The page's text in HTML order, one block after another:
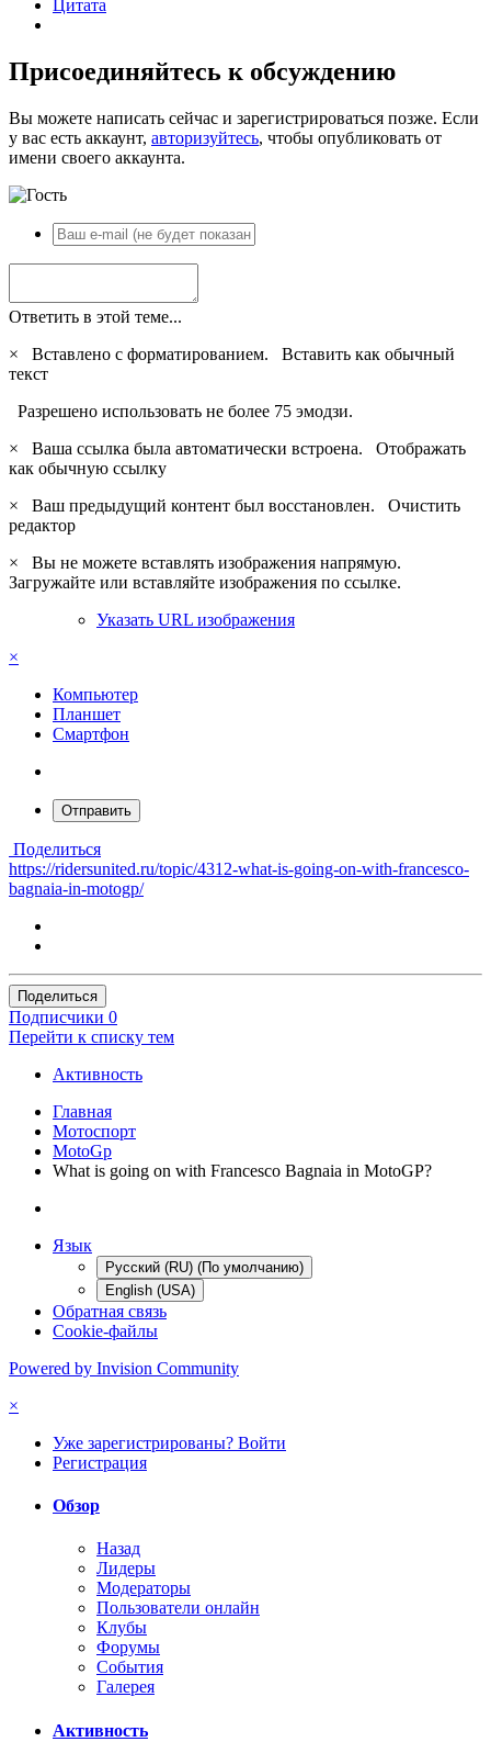
Цитата
Присоединяйтесь к обсуждению
Вы можете написать сейчас и зарегистрироваться позже. Если
у вас есть аккаунт, авторизуйтесь, чтобы опубликовать от
имени своего аккаунта.
Ответить в этой теме...
×
Вставлено с форматированием. Вставить как обычный
текст
Разрешено использовать не более 75 эмодзи.
×
Ваша ссылка была автоматически встроена. Отображать
как обычную ссылку
×
Ваш предыдущий контент был восстановлен. Очистить
редактор
×
Вы не можете вставлять изображения напрямую.
Загружайте или вставляйте изображения по ссылке.
Указать URL изображения
×
Компьютер
Планшет
Смартфон
Отправить
Поделиться
https://ridersunited.ru/topic/4312-what-is-going-on-with-francesco-
bagnaia-in-motogp/
Поделиться
Подписчики 0
Перейти к списку тем
Активность
Главная
Мотоспорт
MotoGp
What is going on with Francesco Bagnaia in MotoGP?
Язык
Русский (RU) (По умолчанию)
English (USA)
Обратная связь
Cookie-файлы
Powered by Invision Community
×
Уже зарегистрированы? Войти
Регистрация
Обзор
Назад
Лидеры
Модераторы
Пользователи онлайн
Клубы
Форумы
События
Галерея
Активность